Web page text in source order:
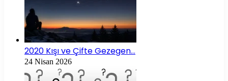
2020 Kışı ve Çifte Gezegen…
24 Nisan 2026